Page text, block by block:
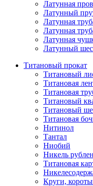
Латунная
Латунный
Латунная
Латунная
Латунная
Латунный
Титановый прокат
Титановый
Титановая
Титановая
Титановый
Титановый
Титановая
Нитинол
Тантал
Ниобий
Никель
Титановая
Круги,